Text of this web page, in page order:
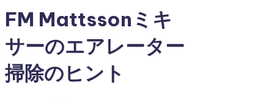
FM Mattssonミキ
サーのエアレーター
掃除のヒント